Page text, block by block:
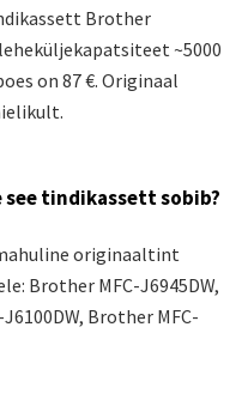
Brother
~5000
on 87 €. Originaal
tindikassett sobib?
originaaltint
Brother MFC-J6945DW,
Brother MFC-